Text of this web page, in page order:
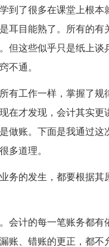
了很多在课堂上根本
耳目能熟了。所有的有
但这些似乎只是纸上谈
不通。
工作一样，掌握了规
在才发现，会计其实更
做账。下面是我通过这
多道理。
的发生，都要根据其
计的每一笔账务都有
账、错账的更正，都不